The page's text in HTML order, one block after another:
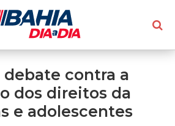
debate contra a
dos direitos da
e adolescentes